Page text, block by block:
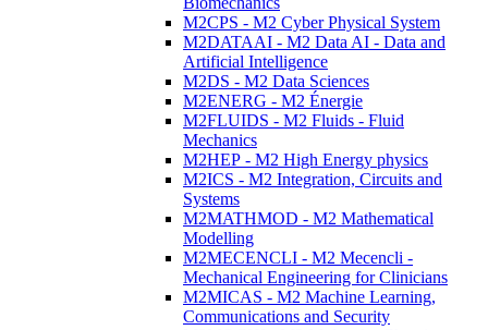
M2CPS - M2 Cyber Physical System
M2DATAAI - M2 Data AI - Data and
Artificial Intelligence
M2DS - M2 Data Sciences
M2ENERG - M2 Énergie
M2FLUIDS - M2 Fluids - Fluid
Mechanics
M2HEP - M2 High Energy physics
M2ICS - M2 Integration, Circuits and
Systems
M2MATHMOD - M2 Mathematical
Modelling
M2MECENCLI - M2 Mecencli -
Mechanical Engineering for Clinicians
M2MICAS - M2 Machine Learning,
Communications and Security